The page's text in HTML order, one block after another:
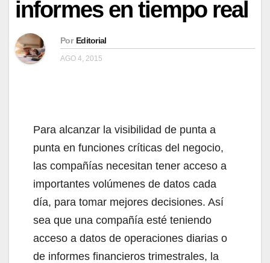
informes en tiempo real
Por Editorial
AGO 4, 2015
Para alcanzar la visibilidad de punta a
punta en funciones críticas del negocio,
las compañías necesitan tener acceso a
importantes volúmenes de datos cada
día, para tomar mejores decisiones. Así
sea que una compañía esté teniendo
acceso a datos de operaciones diarias o
de informes financieros trimestrales, la